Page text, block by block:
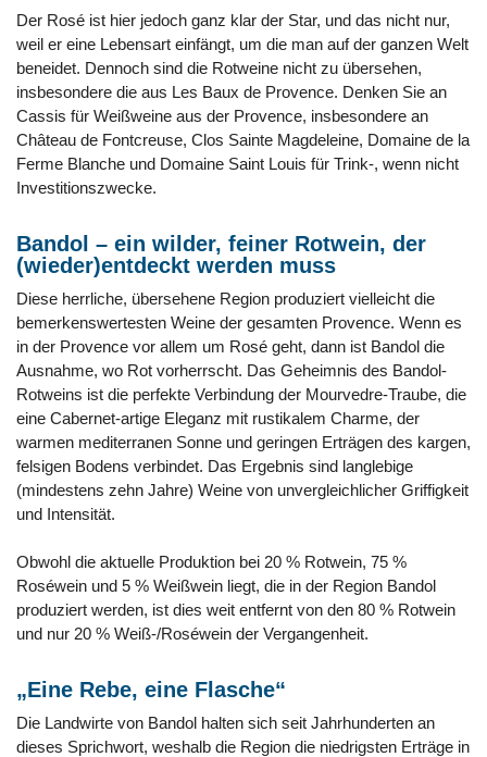
Der Rosé ist hier jedoch ganz klar der Star, und das nicht nur,
weil er eine Lebensart einfängt, um die man auf der ganzen Welt
beneidet. Dennoch sind die Rotweine nicht zu übersehen,
insbesondere die aus Les Baux de Provence. Denken Sie an
Cassis für Weißweine aus der Provence, insbesondere an
Château de Fontcreuse, Clos Sainte Magdeleine, Domaine de la
Ferme Blanche und Domaine Saint Louis für Trink-, wenn nicht
Investitionszwecke.
Bandol – ein wilder, feiner Rotwein, der
(wieder)entdeckt werden muss
Diese herrliche, übersehene Region produziert vielleicht die
bemerkenswertesten Weine der gesamten Provence. Wenn es
in der Provence vor allem um Rosé geht, dann ist Bandol die
Ausnahme, wo Rot vorherrscht. Das Geheimnis des Bandol-
Rotweins ist die perfekte Verbindung der Mourvedre-Traube, die
eine Cabernet-artige Eleganz mit rustikalem Charme, der
warmen mediterranen Sonne und geringen Erträgen des kargen,
felsigen Bodens verbindet. Das Ergebnis sind langlebige
(mindestens zehn Jahre) Weine von unvergleichlicher Griffigkeit
und Intensität.
Obwohl die aktuelle Produktion bei 20 % Rotwein, 75 %
Roséwein und 5 % Weißwein liegt, die in der Region Bandol
produziert werden, ist dies weit entfernt von den 80 % Rotwein
und nur 20 % Weiß-/Roséwein der Vergangenheit.
„Eine Rebe, eine Flasche“
Die Landwirte von Bandol halten sich seit Jahrhunderten an
dieses Sprichwort, weshalb die Region die niedrigsten Erträge in